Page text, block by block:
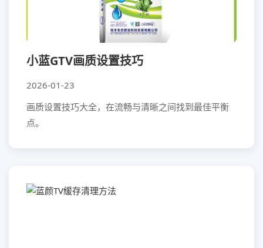
小蓝GTV画质设置技巧
2026-01-23
画质设置技巧大全，在流畅与清晰之间找到最佳平衡
点。